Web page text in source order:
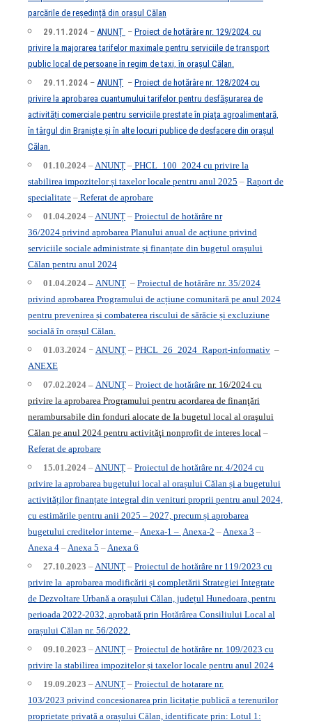
parcările de reședință din orașul Călan
29.11.2024 – ANUNȚ – Proiect de hotărâre nr. 129/2024, cu
privire la majorarea tarifelor maximale pentru serviciile de transport
public local de persoane în regim de taxi, în orașul Călan.
29.11.2024 – ANUNȚ – Proiect de hotărâre nr. 128/2024 cu
privire la aprobarea cuantumului tarifelor pentru desfășurarea de
activități comerciale pentru serviciile prestate în piața agroalimentară,
în târgul din Braniște și în alte locuri publice de desfacere din orașul
Călan.
01.10.2024 –ANUNȚ – PHCL_100_2024 cu privire la
stabilirea impozitelor și taxelor locale pentru anul 2025 – Raport de
specialitate – Referat de aprobare
01.04.2024 –ANUNȚ – Proiectul de hotărâre nr
36/2024 privind aprobarea Planului anual de acțiune privind
serviciile sociale administrate și finanțate din bugetul orașului
Călan pentru anul 2024
01.04.2024 – ANUNȚ – Proiectul de hotărâre nr. 35/2024
privind aprobarea Programului de acțiune comunitară pe anul 2024
pentru prevenirea și combaterea riscului de sărăcie și excluziune
socială în orașul Călan.
01.03.2024 – ANUNȚ – PHCL_26_2024_Raport-informativ –
ANEXE
07.02.2024 – ANUNȚ – Proiect de hotărâre nr. 16/2024 cu
privire la aprobarea Programului pentru acordarea de finanţări
nerambursabile din fonduri alocate de Ia bugetul local al oraşului
Călan pe anul 2024 pentru activităţi nonprofit de interes local –
Referat de aprobare
15.01.2024 –ANUNȚ – Proiectul de hotărâre nr. 4/2024 cu
privire la aprobarea bugetului local al orașului Călan și a bugetului
activităților finanțate integral din venituri proprii pentru anul 2024,
cu estimările pentru anii 2025 – 2027, precum și aprobarea
bugetului creditelor interne –Anexa-1 – Anexa-2 –Anexa 3 –
Anexa 4 –Anexa 5 –Anexa 6
27.10.2023 –ANUNȚ – Proiectul de hotărâre nr 119/2023 cu
privire la aprobarea modificării și completării Strategiei Integrate
de Dezvoltare Urbană a orașului Călan, județul Hunedoara, pentru
perioada 2022-2032, aprobată prin Hotărârea Consiliului Local al
orașului Călan nr. 56/2022.
09.10.2023 –ANUNȚ – Proiectul de hotărâre nr. 109/2023 cu
privire la stabilirea impozitelor și taxelor locale pentru anul 2024
19.09.2023 –ANUNȚ – Proiectul de hotarare nr.
103/2023 privind concesionarea prin licitație publică a terenurilor
proprietate privată a orașului Călan, identificate prin: Lotul 1: